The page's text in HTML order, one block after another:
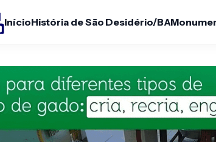
InícioHistória de São Desidério/BA